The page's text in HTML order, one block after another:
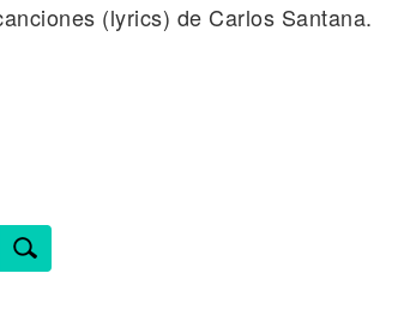
(lyrics) de Carlos Santana.